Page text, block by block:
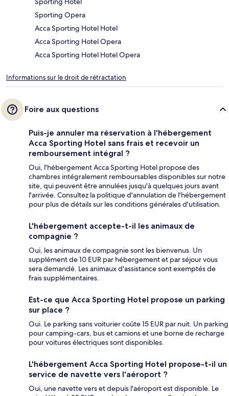
Sporting Opera
Acca Sporting Hotel Hotel
Acca Sporting Hotel Opera
Acca Sporting Hotel Hotel Opera
Informations sur le droit de rétractation
Foire aux questions
Puis-je annuler ma réservation à l'hébergement
Acca Sporting Hotel sans frais et recevoir un
remboursement intégral ?
Oui, l'hébergement Acca Sporting Hotel propose des
chambres intégralement remboursables disponibles sur notre
site, qui peuvent être annulées jusqu'à quelques jours avant
l'arrivée. Consultez la politique d'annulation de l'hébergement
pour plus de détails sur les conditions générales d'utilisation.
L'hébergement accepte-t-il les animaux de
compagnie ?
Oui, les animaux de compagnie sont les bienvenus. Un
supplément de 10 EUR par hébergement et par séjour vous
sera demandé. Les animaux d'assistance sont exemptés de
frais supplémentaires.
Est-ce que Acca Sporting Hotel propose un parking
sur place ?
Oui. Le parking sans voiturier coûte 15 EUR par nuit. Un parking
pour camping-cars, bus et camions et une borne de recharge
pour voitures électriques sont disponibles.
L'hébergement Acca Sporting Hotel propose-t-il un
service de navette vers l'aéroport ?
Oui, une navette vers et depuis l'aéroport est disponible. Le